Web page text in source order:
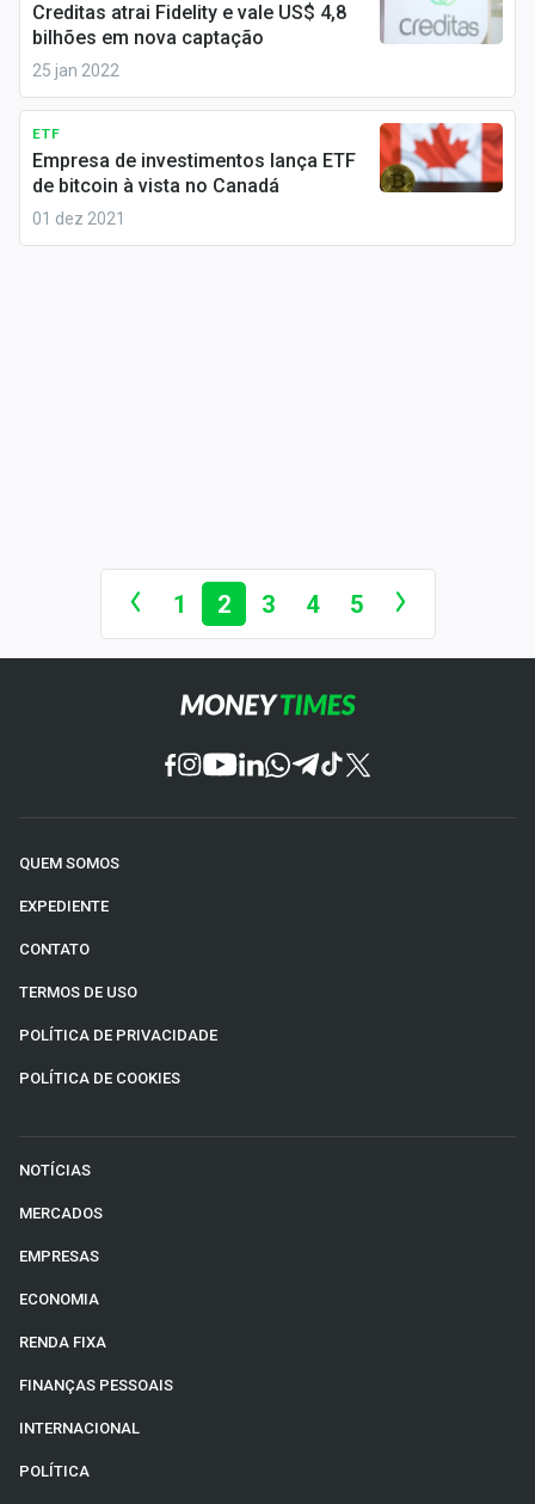
Contato
Creditas atrai Fidelity e vale US$ 4,8
bilhões em nova captação
25 jan 2022
ETF
Empresa de investimentos lança ETF
de bitcoin à vista no Canadá
01 dez 2021
1 2 3 4 5
QUEM SOMOS
EXPEDIENTE
CONTATO
TERMOS DE USO
POLÍTICA DE PRIVACIDADE
POLÍTICA DE COOKIES
NOTÍCIAS
MERCADOS
EMPRESAS
ECONOMIA
RENDA FIXA
FINANÇAS PESSOAIS
INTERNACIONAL
POLÍTICA